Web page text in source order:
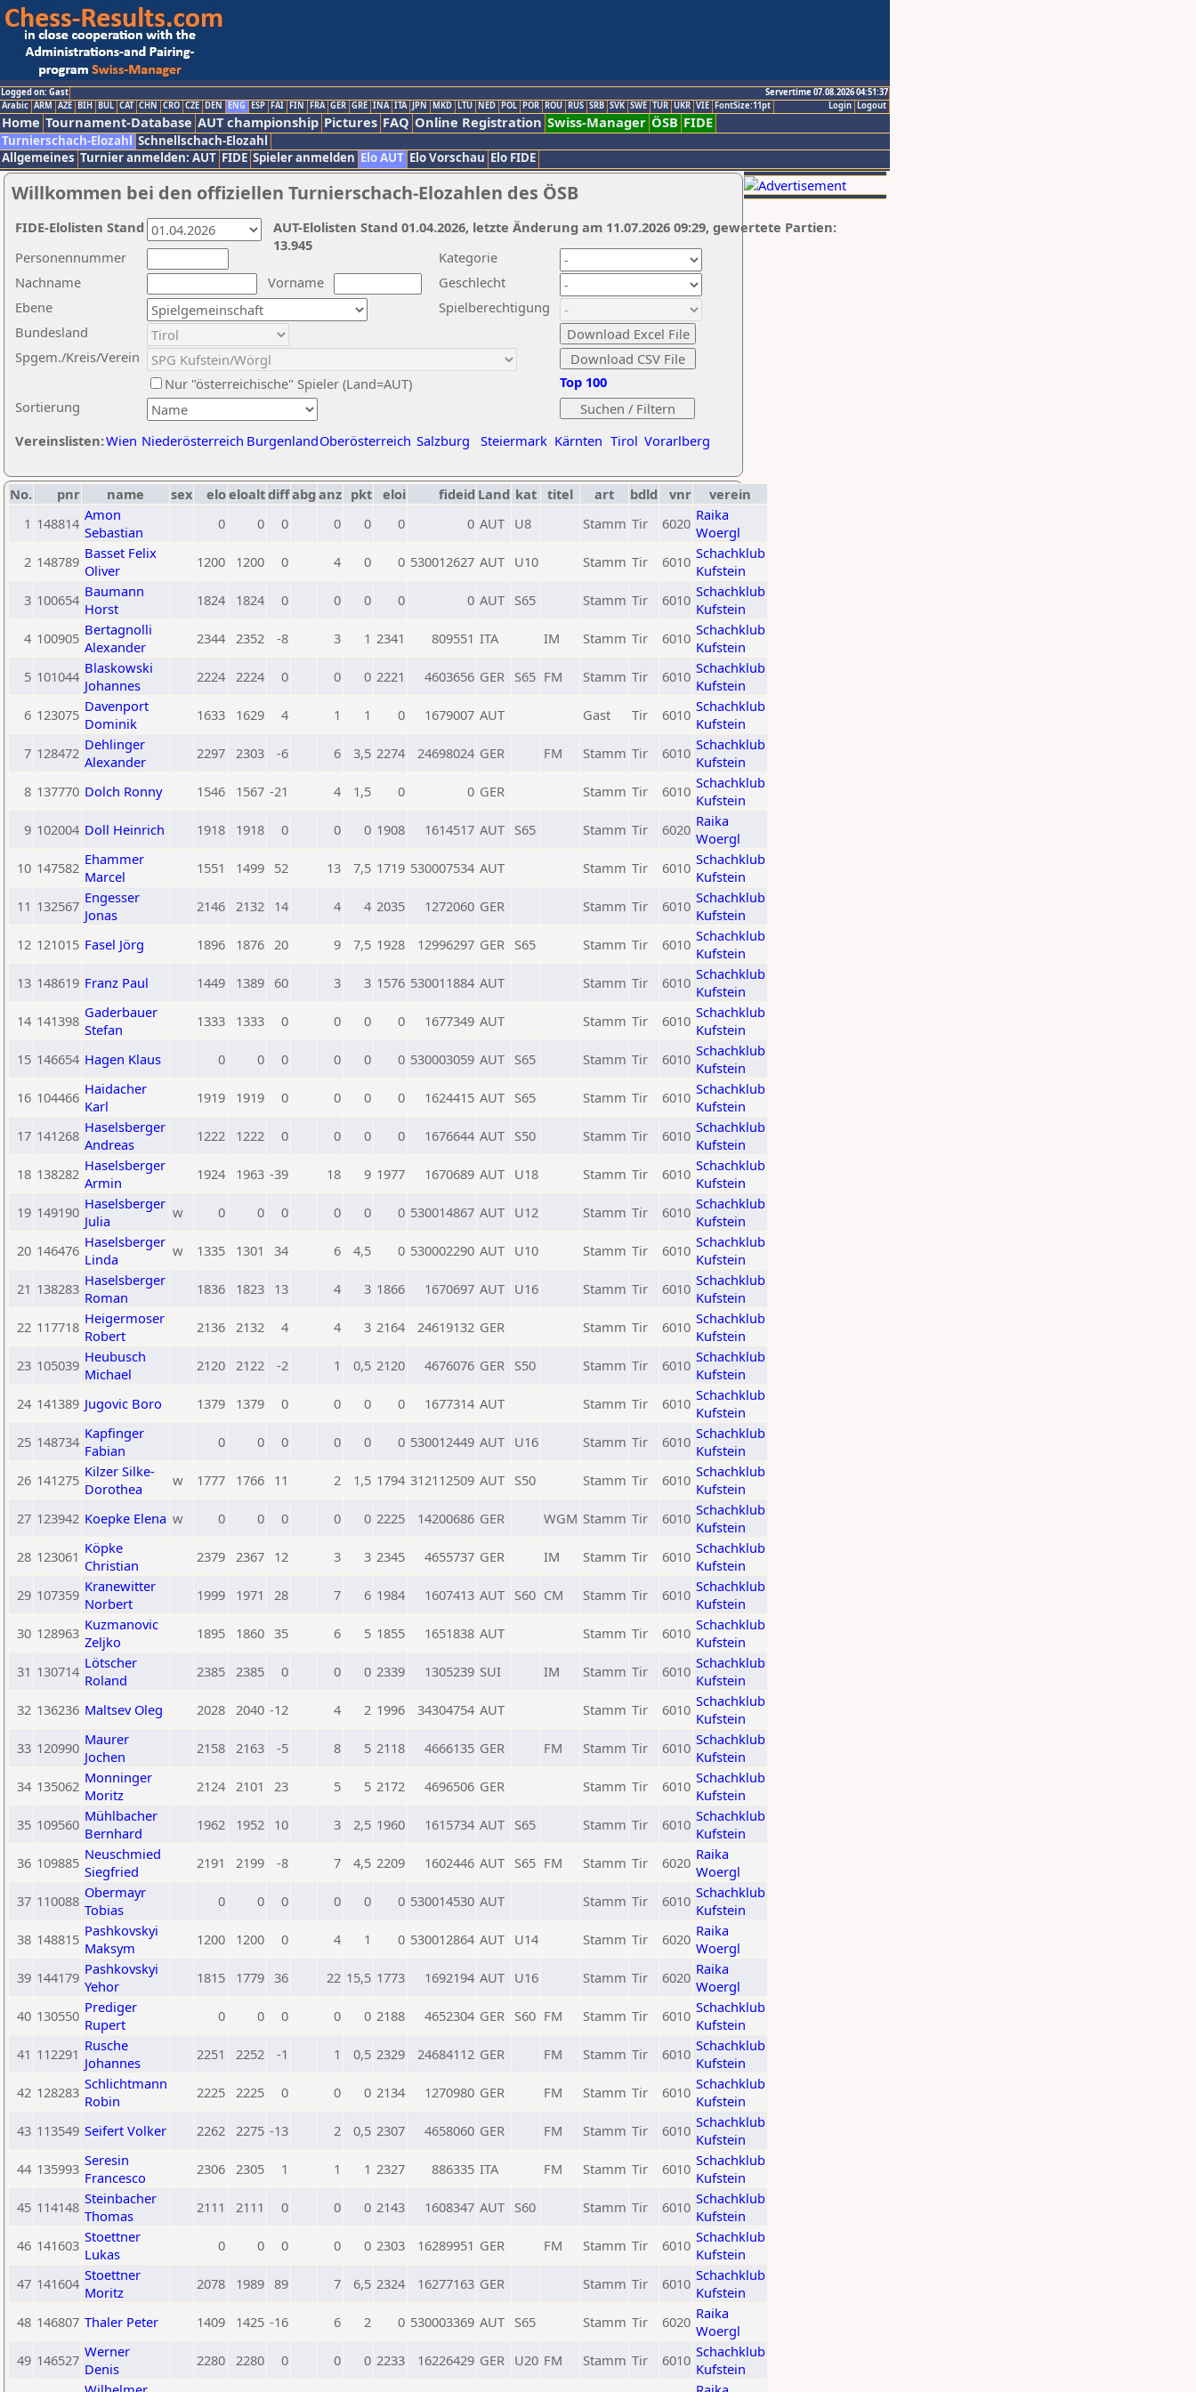
Logged on: Gast
Servertime 07.08.2026 04:51:37
Logout
Login
Arabic ARM AZE BIH BUL CAT CHN CRO CZE DEN ENG ESP FAI FIN FRA GER GRE INA ITA JPN MKD LTU NED POL POR ROU RUS SRB SVK SWE TUR UKR VIE FontSize:11pt
Home Tournament-Database AUT championship Pictures FAQ Online Registration Swiss-Manager ÖSB FIDE
Turnierschach-Elozahl Schnellschach-Elozahl
Allgemeines Turnier anmelden: AUT FIDE Spieler anmelden Elo AUT Elo Vorschau Elo FIDE
Willkommen bei den offiziellen Turnierschach-Elozahlen des ÖSB
Nachname
Vorname
Ebene
Kategorie
Sortierung
Personennummer
Bundesland
Spgem./Kreis/Verein
Geschlecht
Nur "österreichische" Spieler (Land=AUT)
Spielberechtigung
Vereinslisten:Wien Niederösterreich BurgenlandOberösterreich Salzburg Steiermark Kärnten Tirol Vorarlberg
Top 100
AUT-Elolisten Stand 01.04.2026, letzte Änderung am 11.07.2026 09:29, gewertete Partien:
13.945
FIDE-Elolisten Stand
No. pnr name sex eloeloaltdiffabg anz pkt eloi fideid Land kat titel art bdld vnr
verein
1 148814 Amon
Sebastian
0 0 0 0 0 0 0 AUT U8 Stamm Tir 6020 Raika
Woergl
2 148789 Basset Felix
Oliver
1200 1200 0 4 0 0 530012627 AUT U10 Stamm Tir 6010 Schachklub
Kufstein
3 100654 Baumann
Horst
1824 1824 0 0 0 0 0 AUT S65 Stamm Tir 6010 Schachklub
Kufstein
4 100905 Bertagnolli
Alexander
2344 2352 -8 3 1 2341 809551 ITA IM Stamm Tir 6010 Schachklub
Kufstein
5 101044 Blaskowski
Johannes
2224 2224 0 0 0 2221 4603656 GER S65 FM Stamm Tir 6010 Schachklub
Kufstein
6 123075 Davenport
Dominik
1633 1629 4 1 1 0 1679007 AUT Gast Tir 6010 Schachklub
Kufstein
7 128472 Dehlinger
Alexander
2297 2303 -6 6 3,5 2274 24698024 GER FM Stamm Tir 6010 Schachklub
Kufstein
8 137770 Dolch Ronny 1546 1567 -21 4 1,5 0 0 GER Stamm Tir 6010 Schachklub
Kufstein
9 102004 Doll Heinrich 1918 1918 0 0 0 1908 1614517 AUT S65 Stamm Tir 6020 Raika
Woergl
10 147582 Ehammer
Marcel
1551 1499 52 13 7,5 1719 530007534 AUT Stamm Tir 6010 Schachklub
Kufstein
11 132567 Engesser
Jonas
2146 2132 14 4 4 2035 1272060 GER Stamm Tir 6010 Schachklub
Kufstein
12 121015 Fasel Jörg 1896 1876 20 9 7,5 1928 12996297 GER S65 Stamm Tir 6010 Schachklub
Kufstein
13 148619 Franz Paul 1449 1389 60 3 3 1576 530011884 AUT Stamm Tir 6010 Schachklub
Kufstein
14 141398 Gaderbauer
Stefan
1333 1333 0 0 0 0 1677349 AUT Stamm Tir 6010 Schachklub
Kufstein
15 146654 Hagen Klaus 0 0 0 0 0 0 530003059 AUT S65 Stamm Tir 6010 Schachklub
Kufstein
16 104466 Haidacher
Karl
1919 1919 0 0 0 0 1624415 AUT S65 Stamm Tir 6010 Schachklub
Kufstein
17 141268 Haselsberger
Andreas
1222 1222 0 0 0 0 1676644 AUT S50 Stamm Tir 6010 Schachklub
Kufstein
18 138282 Haselsberger
Armin
1924 1963 -39 18 9 1977 1670689 AUT U18 Stamm Tir 6010 Schachklub
Kufstein
19 149190 Haselsberger
Julia
w 0 0 0 0 0 0 530014867 AUT U12 Stamm Tir 6010 Schachklub
Kufstein
20 146476 Haselsberger
Linda
w 1335 1301 34 6 4,5 0 530002290 AUT U10 Stamm Tir 6010 Schachklub
Kufstein
21 138283 Haselsberger
Roman
1836 1823 13 4 3 1866 1670697 AUT U16 Stamm Tir 6010 Schachklub
Kufstein
22 117718 Heigermoser
Robert
2136 2132 4 4 3 2164 24619132 GER Stamm Tir 6010 Schachklub
Kufstein
23 105039 Heubusch
Michael
2120 2122 -2 1 0,5 2120 4676076 GER S50 Stamm Tir 6010 Schachklub
Kufstein
24 141389 Jugovic Boro 1379 1379 0 0 0 0 1677314 AUT Stamm Tir 6010 Schachklub
Kufstein
25 148734 Kapfinger
Fabian
0 0 0 0 0 0 530012449 AUT U16 Stamm Tir 6010 Schachklub
Kufstein
26 141275 Kilzer Silke-
Dorothea
w 1777 1766 11 2 1,5 1794 312112509 AUT S50 Stamm Tir 6010 Schachklub
Kufstein
27 123942 Koepke Elena w 0 0 0 0 0 2225 14200686 GER WGM Stamm Tir 6010 Schachklub
Kufstein
28 123061 Köpke
Christian
2379 2367 12 3 3 2345 4655737 GER IM Stamm Tir 6010 Schachklub
Kufstein
29 107359 Kranewitter
Norbert
1999 1971 28 7 6 1984 1607413 AUT S60 CM Stamm Tir 6010 Schachklub
Kufstein
30 128963 Kuzmanovic
Zeljko
1895 1860 35 6 5 1855 1651838 AUT Stamm Tir 6010 Schachklub
Kufstein
31 130714 Lötscher
Roland
2385 2385 0 0 0 2339 1305239 SUI IM Stamm Tir 6010 Schachklub
Kufstein
32 136236 Maltsev Oleg 2028 2040 -12 4 2 1996 34304754 AUT Stamm Tir 6010 Schachklub
Kufstein
33 120990 Maurer
Jochen
2158 2163 -5 8 5 2118 4666135 GER FM Stamm Tir 6010 Schachklub
Kufstein
34 135062 Monninger
Moritz
2124 2101 23 5 5 2172 4696506 GER Stamm Tir 6010 Schachklub
Kufstein
35 109560 Mühlbacher
Bernhard
1962 1952 10 3 2,5 1960 1615734 AUT S65 Stamm Tir 6010 Schachklub
Kufstein
36 109885 Neuschmied
Siegfried
2191 2199 -8 7 4,5 2209 1602446 AUT S65 FM Stamm Tir 6020 Raika
Woergl
37 110088 Obermayr
Tobias
0 0 0 0 0 0 530014530 AUT Stamm Tir 6010 Schachklub
Kufstein
38 148815 Pashkovskyi
Maksym
1200 1200 0 4 1 0 530012864 AUT U14 Stamm Tir 6020 Raika
Woergl
39 144179 Pashkovskyi
Yehor
1815 1779 36 22 15,5 1773 1692194 AUT U16 Stamm Tir 6020 Raika
Woergl
40 130550 Prediger
Rupert
0 0 0 0 0 2188 4652304 GER S60 FM Stamm Tir 6010 Schachklub
Kufstein
41 112291 Rusche
Johannes
2251 2252 -1 1 0,5 2329 24684112 GER FM Stamm Tir 6010 Schachklub
Kufstein
42 128283 Schlichtmann
Robin
2225 2225 0 0 0 2134 1270980 GER FM Stamm Tir 6010 Schachklub
Kufstein
43 113549 Seifert Volker 2262 2275 -13 2 0,5 2307 4658060 GER FM Stamm Tir 6010 Schachklub
Kufstein
44 135993 Seresin
Francesco
2306 2305 1 1 1 2327 886335 ITA FM Stamm Tir 6010 Schachklub
Kufstein
45 114148 Steinbacher
Thomas
2111 2111 0 0 0 2143 1608347 AUT S60 Stamm Tir 6010 Schachklub
Kufstein
46 141603 Stoettner
Lukas
0 0 0 0 0 2303 16289951 GER FM Stamm Tir 6010 Schachklub
Kufstein
47 141604 Stoettner
Moritz
2078 1989 89 7 6,5 2324 16277163 GER Stamm Tir 6010 Schachklub
Kufstein
48 146807 Thaler Peter 1409 1425 -16 6 2 0 530003369 AUT S65 Stamm Tir 6020 Raika
Woergl
49 146527 Werner
Denis
2280 2280 0 0 0 2233 16226429 GER U20 FM Stamm Tir 6010 Schachklub
Kufstein